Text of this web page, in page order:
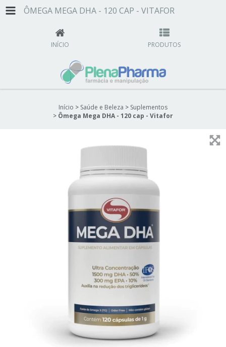
ÔMEGA MEGA DHA - 120 CAP - VITAFOR
INÍCIO PRODUTOS
Início > Saúde e Beleza > Suplementos
> Ômega Mega DHA - 120 cap - Vitafor